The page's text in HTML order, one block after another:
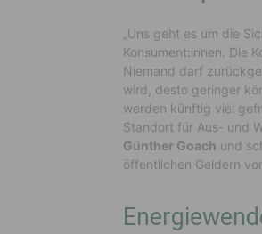
„Uns geht es um die
Konsument:innen. Die
Niemand darf
wird, desto geringer
werden künftig viel
Standort für Aus- und
Günther Goach und
öffentlichen Geldern vor.